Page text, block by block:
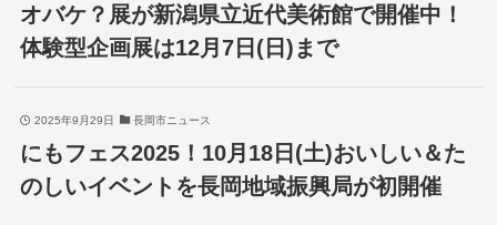
オバケ？展が新潟県立近代美術館で開催中！
体験型企画展は12月7日(日)まで
2025年9月29日 長岡市ニュース
にもフェス2025！10月18日(土)おいしい＆た
のしいイベントを長岡地域振興局が初開催